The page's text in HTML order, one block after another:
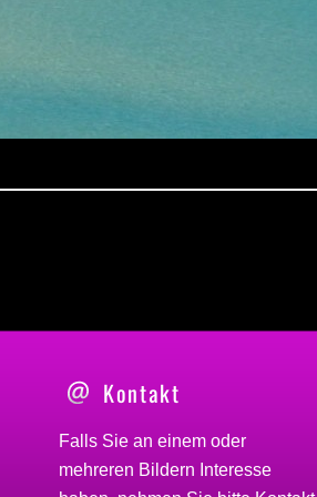
Kontakt
Falls Sie an einem oder
mehreren Bildern Interesse